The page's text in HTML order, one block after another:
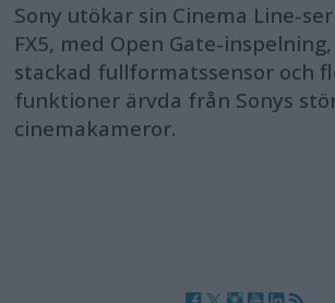
Sony utökar sin Cinema Line-
FX5, med Open Gate-
stackad fullformatssensor och
funktioner ärvda från Sonys
cinemakameror.